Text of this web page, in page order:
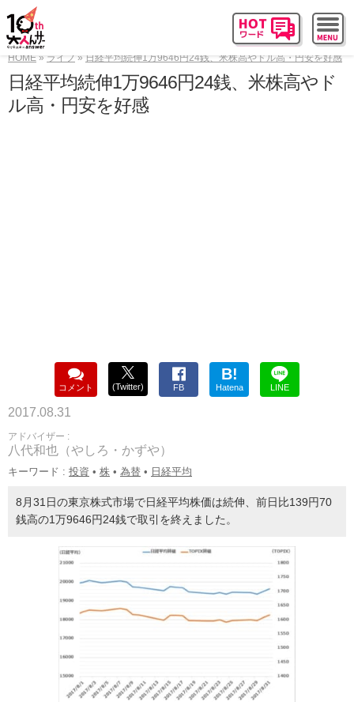
HOME ライフ 日経平均続伸1万9646円24銭、米株高やドル高・円安を好感
日経平均続伸1万9646円24銭、米株高やド
ル高・円安を好感
コメント (Twitter) FB
B!
Hatena LINE
2017.08.31
アドバイザー :
八代和也（やしろ・かずや）
キーワード : 投資 • 株 • 為替 • 日経平均
8月31日の東京株式市場で日経平均株価は続伸、前日比139円70
銭高の1万9646円24銭で取引を終えました。